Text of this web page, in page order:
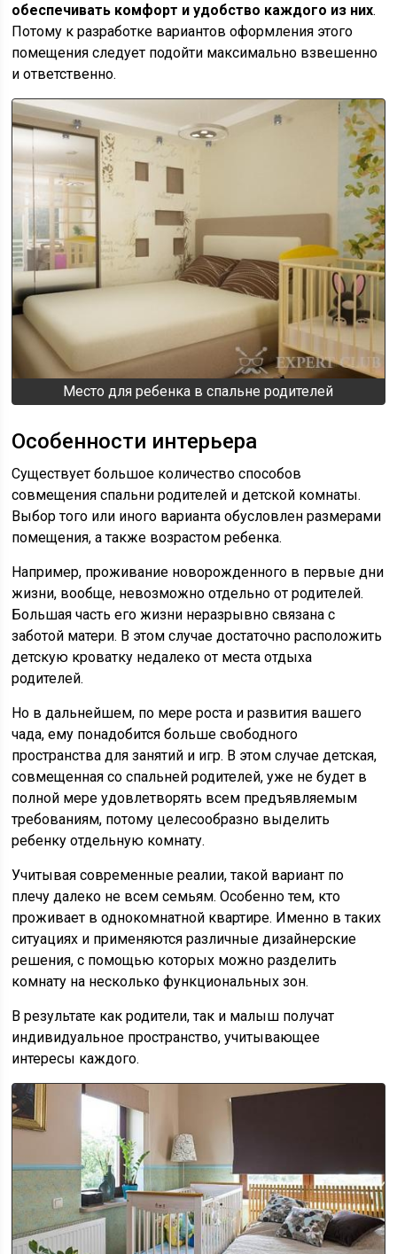
обеспечивать комфорт и удобство каждого из них.
Потому к разработке вариантов оформления этого
помещения следует подойти максимально взвешенно
и ответственно.
Место для ребенка в спальне родителей
Особенности интерьера
Существует большое количество способов
совмещения спальни родителей и детской комнаты.
Выбор того или иного варианта обусловлен размерами
помещения, а также возрастом ребенка.
Например, проживание новорожденного в первые дни
жизни, вообще, невозможно отдельно от родителей.
Большая часть его жизни неразрывно связана с
заботой матери. В этом случае достаточно расположить
детскую кроватку недалеко от места отдыха
родителей.
Но в дальнейшем, по мере роста и развития вашего
чада, ему понадобится больше свободного
пространства для занятий и игр. В этом случае детская,
совмещенная со спальней родителей, уже не будет в
полной мере удовлетворять всем предъявляемым
требованиям, потому целесообразно выделить
ребенку отдельную комнату.
Учитывая современные реалии, такой вариант по
плечу далеко не всем семьям. Особенно тем, кто
проживает в однокомнатной квартире. Именно в таких
ситуациях и применяются различные дизайнерские
решения, с помощью которых можно разделить
комнату на несколько функциональных зон.
В результате как родители, так и малыш получат
индивидуальное пространство, учитывающее
интересы каждого.